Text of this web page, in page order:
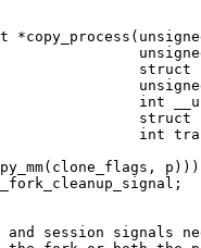
*copy_process (
struct
int
struct
int
(clone_flags, p)))
and session signals